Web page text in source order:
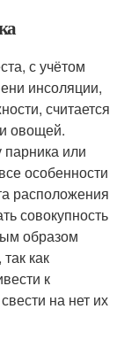
с учётом
инсоляции,
считается
овощей.
парника или
особенности
расположения
совокупность
образом
как
к
на нет их